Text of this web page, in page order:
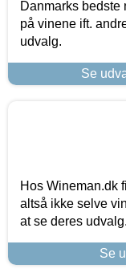
Danmarks bedste
på vinene ift.
udvalg.
Se
Hos Wineman.dk
altså ikke selve
at se deres udvalg.
Se